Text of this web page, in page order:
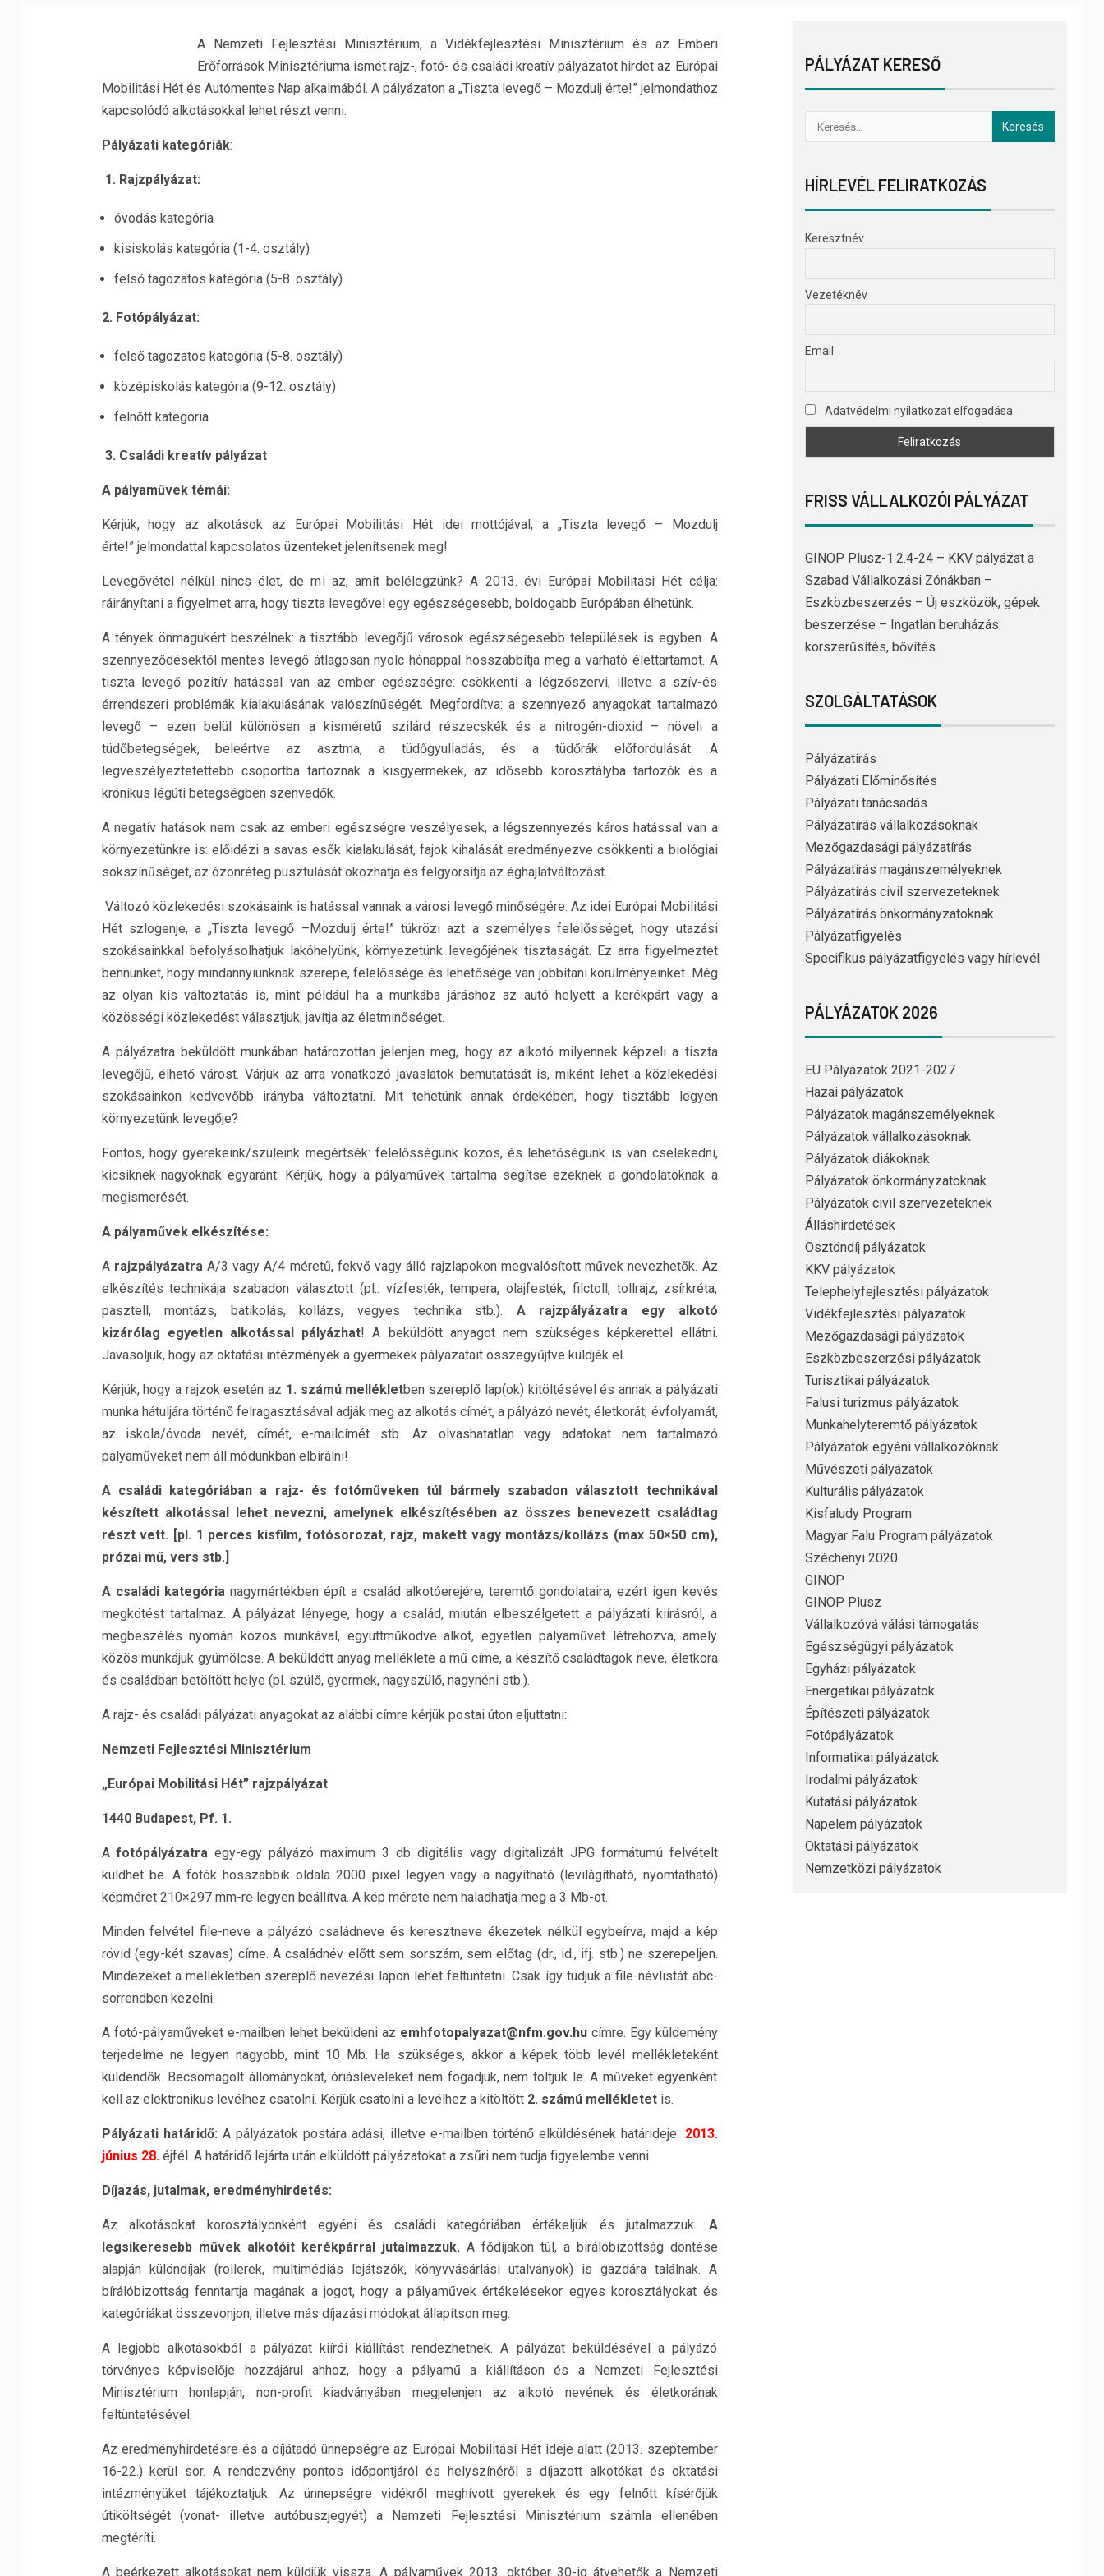
A Nemzeti Fejlesztési Minisztérium, a Vidékfejlesztési Minisztérium és az Emberi
Erőforrások Minisztériuma ismét rajz-, fotó- és családi kreatív pályázatot hirdet az Európai
Mobilitási Hét és Autómentes Nap alkalmából. A pályázaton a „Tiszta levegő – Mozdulj érte!” jelmondathoz
kapcsolódó alkotásokkal lehet részt venni.
Pályázati kategóriák:
1. Rajzpályázat:
óvodás kategória
kisiskolás kategória (1-4. osztály)
felső tagozatos kategória (5-8. osztály)
2. Fotópályázat:
felső tagozatos kategória (5-8. osztály)
középiskolás kategória (9-12. osztály)
felnőtt kategória
3. Családi kreatív pályázat
A pályaművek témái:
Kérjük, hogy az alkotások az Európai Mobilitási Hét idei mottójával, a „Tiszta levegő – Mozdulj
érte!” jelmondattal kapcsolatos üzenteket jelenítsenek meg!
Levegővétel nélkül nincs élet, de mi az, amit belélegzünk? A 2013. évi Európai Mobilitási Hét célja:
ráirányítani a figyelmet arra, hogy tiszta levegővel egy egészségesebb, boldogabb Európában élhetünk.
A tények önmagukért beszélnek: a tisztább levegőjű városok egészségesebb települések is egyben. A
szennyeződésektől mentes levegő átlagosan nyolc hónappal hosszabbítja meg a várható élettartamot. A
tiszta levegő pozitív hatással van az ember egészségre: csökkenti a légzőszervi, illetve a szív-és
érrendszeri problémák kialakulásának valószínűségét. Megfordítva: a szennyező anyagokat tartalmazó
levegő – ezen belül különösen a kisméretű szilárd részecskék és a nitrogén-dioxid – növeli a
tüdőbetegségek, beleértve az asztma, a tüdőgyulladás, és a tüdőrák előfordulását. A
legveszélyeztetettebb csoportba tartoznak a kisgyermekek, az idősebb korosztályba tartozók és a
krónikus légúti betegségben szenvedők.
A negatív hatások nem csak az emberi egészségre veszélyesek, a légszennyezés káros hatással van a
környezetünkre is: előidézi a savas esők kialakulását, fajok kihalását eredményezve csökkenti a biológiai
sokszínűséget, az ózonréteg pusztulását okozhatja és felgyorsítja az éghajlatváltozást.
Változó közlekedési szokásaink is hatással vannak a városi levegő minőségére. Az idei Európai Mobilitási
Hét szlogenje, a „Tiszta levegő –Mozdulj érte!” tükrözi azt a személyes felelősséget, hogy utazási
szokásainkkal befolyásolhatjuk lakóhelyünk, környezetünk levegőjének tisztaságát. Ez arra figyelmeztet
bennünket, hogy mindannyiunknak szerepe, felelőssége és lehetősége van jobbítani körülményeinket. Még
az olyan kis változtatás is, mint például ha a munkába járáshoz az autó helyett a kerékpárt vagy a
közösségi közlekedést választjuk, javítja az életminőséget.
A pályázatra beküldött munkában határozottan jelenjen meg, hogy az alkotó milyennek képzeli a tiszta
levegőjű, élhető várost. Várjuk az arra vonatkozó javaslatok bemutatását is, miként lehet a közlekedési
szokásainkon kedvevőbb irányba változtatni. Mit tehetünk annak érdekében, hogy tisztább legyen
környezetünk levegője?
Fontos, hogy gyerekeink/szüleink megértsék: felelősségünk közös, és lehetőségünk is van cselekedni,
kicsiknek-nagyoknak egyaránt. Kérjük, hogy a pályaművek tartalma segítse ezeknek a gondolatoknak a
megismerését.
A pályaművek elkészítése:
A rajzpályázatraA/3 vagy A/4 méretű, fekvő vagy álló rajzlapokon megvalósított művek nevezhetők. Az
elkészítés technikája szabadon választott (pl.: vízfesték, tempera, olajfesték, filctoll, tollrajz, zsírkréta,
pasztell, montázs, batikolás, kollázs, vegyes technika stb.). A rajzpályázatra egy alkotó
kizárólag egyetlen alkotással pályázhat! A beküldött anyagot nem szükséges képkerettel ellátni.
Javasoljuk, hogy az oktatási intézmények a gyermekek pályázatait összegyűjtve küldjék el.
Kérjük, hogy a rajzok esetén az 1. számú mellékletben szereplő lap(ok) kitöltésével és annak a pályázati
munka hátuljára történő felragasztásával adják meg az alkotás címét, a pályázó nevét, életkorát, évfolyamát,
az iskola/óvoda nevét, címét, e-mailcímét stb. Az olvashatatlan vagy adatokat nem tartalmazó
pályaműveket nem áll módunkban elbírálni!
A családi kategóriában a rajz- és fotóműveken túl bármely szabadon választott technikával
készített alkotással lehet nevezni, amelynek elkészítésében az összes benevezett családtag
részt vett. [pl. 1 perces kisfilm, fotósorozat, rajz, makett vagy montázs/kollázs (max 50×50 cm),
prózai mű, vers stb.]
A családi kategórianagymértékben épít a család alkotóerejére, teremtő gondolataira, ezért igen kevés
megkötést tartalmaz. A pályázat lényege, hogy a család, miután elbeszélgetett a pályázati kiírásról, a
megbeszélés nyomán közös munkával, együttműködve alkot, egyetlen pályaművet létrehozva, amely
közös munkájuk gyümölcse. A beküldött anyag melléklete a mű címe, a készítő családtagok neve, életkora
és családban betöltött helye (pl. szülő, gyermek, nagyszülő, nagynéni stb.).
A rajz- és családi pályázati anyagokat az alábbi címre kérjük postai úton eljuttatni:
Nemzeti Fejlesztési Minisztérium
„Európai Mobilitási Hét” rajzpályázat
1440 Budapest, Pf. 1.
Afotópályázatra egy-egy pályázó maximum 3 db digitális vagy digitalizált JPG formátumú felvételt
küldhet be. A fotók hosszabbik oldala 2000 pixel legyen vagy a nagyítható (levilágítható, nyomtatható)
képméret 210×297 mm-re legyen beállítva. A kép mérete nem haladhatja meg a 3 Mb-ot.
Minden felvétel file-neve a pályázó családneve és keresztneve ékezetek nélkül egybeírva, majd a kép
rövid (egy-két szavas) címe. A családnév előtt sem sorszám, sem előtag (dr., id., ifj. stb.) ne szerepeljen.
Mindezeket a mellékletben szereplő nevezési lapon lehet feltüntetni. Csak így tudjuk a file-névlistát abc-
sorrendben kezelni.
A fotó-pályaműveket e-mailben lehet beküldeni az emhfotopalyazat@nfm.gov.hucímre. Egy küldemény
terjedelme ne legyen nagyobb, mint 10 Mb. Ha szükséges, akkor a képek több levél mellékleteként
küldendők. Becsomagolt állományokat, óriásleveleket nem fogadjuk, nem töltjük le. A műveket egyenként
kell az elektronikus levélhez csatolni. Kérjük csatolni a levélhez a kitöltött 2. számú mellékletetis.
Pályázati határidő: A pályázatok postára adási, illetve e-mailben történő elküldésének határideje: 2013.
június 28.éjfél. A határidő lejárta után elküldött pályázatokat a zsűri nem tudja figyelembe venni.
Díjazás, jutalmak, eredményhirdetés:
Az alkotásokat korosztályonként egyéni és családi kategóriában értékeljük és jutalmazzuk. A
legsikeresebb művek alkotóit kerékpárral jutalmazzuk. A fődíjakon túl, a bírálóbizottság döntése
alapján különdíjak (rollerek, multimédiás lejátszók, könyvvásárlási utalványok) is gazdára találnak. A
bírálóbizottság fenntartja magának a jogot, hogy a pályaművek értékelésekor egyes korosztályokat és
kategóriákat összevonjon, illetve más díjazási módokat állapítson meg.
A legjobb alkotásokból a pályázat kiírói kiállítást rendezhetnek. A pályázat beküldésével a pályázó
törvényes képviselője hozzájárul ahhoz, hogy a pályamű a kiállításon és a Nemzeti Fejlesztési
Minisztérium honlapján, non-profit kiadványában megjelenjen az alkotó nevének és életkorának
feltüntetésével.
Az eredményhirdetésre és a díjátadó ünnepségre az Európai Mobilitási Hét ideje alatt (2013. szeptember
16-22.) kerül sor. A rendezvény pontos időpontjáról és helyszínéről a díjazott alkotókat és oktatási
intézményüket tájékoztatjuk. Az ünnepségre vidékről meghívott gyerekek és egy felnőtt kísérőjük
útiköltségét (vonat- illetve autóbuszjegyét) a Nemzeti Fejlesztési Minisztérium számla ellenében
megtéríti.
A beérkezett alkotásokat nem küldjük vissza. A pályaművek 2013. október 30-ig átvehetők a Nemzeti
PÁLYÁZAT KERESŐ
HÍRLEVÉL FELIRATKOZÁS
Keresztnév
Vezetéknév
Email
Adatvédelmi nyilatkozat elfogadása
FRISS VÁLLALKOZÓI PÁLYÁZAT
GINOP Plusz-1.2.4-24 – KKV pályázat a
Szabad Vállalkozási Zónákban –
Eszközbeszerzés – Új eszközök, gépek
beszerzése – Ingatlan beruházás:
korszerűsítés, bővítés
SZOLGÁLTATÁSOK
Pályázatírás
Pályázati Előminősítés
Pályázati tanácsadás
Pályázatírás vállalkozásoknak
Mezőgazdasági pályázatírás
Pályázatírás magánszemélyeknek
Pályázatírás civil szervezeteknek
Pályázatírás önkormányzatoknak
Pályázatfigyelés
Specifikus pályázatfigyelés vagy hírlevél
PÁLYÁZATOK 2026
EU Pályázatok 2021-2027
Hazai pályázatok
Pályázatok magánszemélyeknek
Pályázatok vállalkozásoknak
Pályázatok diákoknak
Pályázatok önkormányzatoknak
Pályázatok civil szervezeteknek
Álláshirdetések
Ösztöndíj pályázatok
KKV pályázatok
Telephelyfejlesztési pályázatok
Vidékfejlesztési pályázatok
Mezőgazdasági pályázatok
Eszközbeszerzési pályázatok
Turisztikai pályázatok
Falusi turizmus pályázatok
Munkahelyteremtő pályázatok
Pályázatok egyéni vállalkozóknak
Művészeti pályázatok
Kulturális pályázatok
Kisfaludy Program
Magyar Falu Program pályázatok
Széchenyi 2020
GINOP
GINOP Plusz
Vállalkozóvá válási támogatás
Egészségügyi pályázatok
Egyházi pályázatok
Energetikai pályázatok
Építészeti pályázatok
Fotópályázatok
Informatikai pályázatok
Irodalmi pályázatok
Kutatási pályázatok
Napelem pályázatok
Oktatási pályázatok
Nemzetközi pályázatok